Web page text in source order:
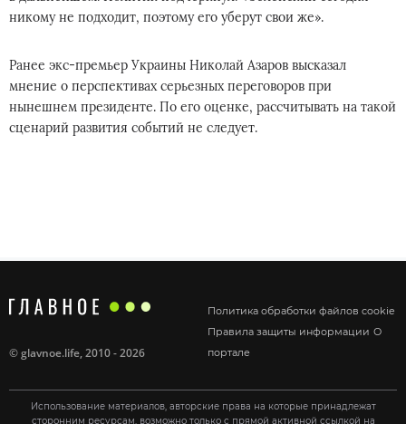
никому не подходит, поэтому его уберут свои же».
Ранее экс-премьер Украины Николай Азаров высказал
мнение о перспективах серьезных переговоров при
нынешнем президенте. По его оценке, рассчитывать на такой
сценарий развития событий не следует.
Политика обработки файлов cookie
Правила защиты информации О
портале
©glavnoe.life, 2010 - 2026
Использование материалов, авторские права на которые принадлежат
сторонним ресурсам, возможно только с прямой активной ссылкой на